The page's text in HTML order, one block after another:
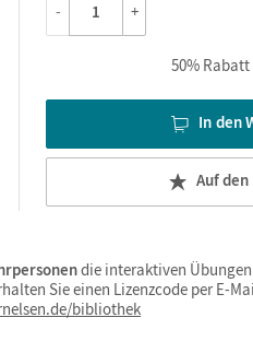
- +
50%
In den
Auf
die interaktiven Übungen
Sie einen Lizenzcode per E-
bibliothek